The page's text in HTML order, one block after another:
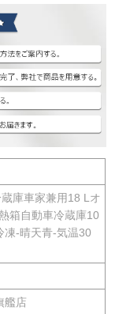
庫車家兼用18 Lオ
箱自動車冷蔵庫10
凍-晴天青-気温30
艦店